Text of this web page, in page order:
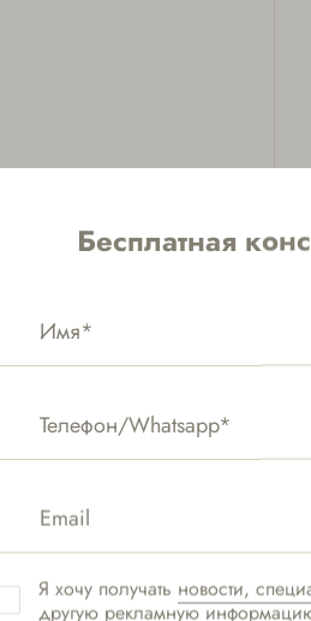
Бесплатная
Я хочу получать новости,
другую рекламную